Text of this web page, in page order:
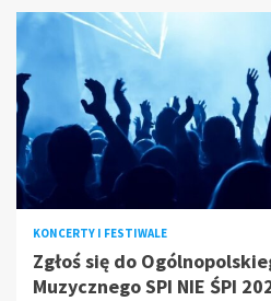
KONCERTY I FESTIWALE
Zgłoś się do
Muzycznego SPI NIE ŚPI